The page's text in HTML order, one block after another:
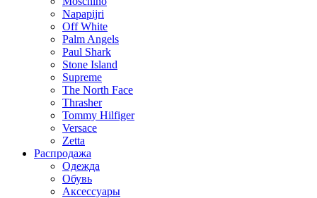
Napapijri
Off White
Palm Angels
Paul Shark
Stone Island
Supreme
The North Face
Thrasher
Tommy Hilfiger
Versace
Zetta
Распродажа
Одежда
Обувь
Аксессуары